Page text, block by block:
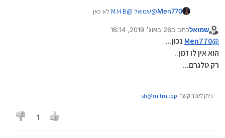
Men770
@שמואל @
M.H.B לא כאן
מנותק
שמואלכתב ב26 באוג׳ 2019, 16:14
נערך לאחרונה על ידי
@
Men770 נכון...
הוא אין לו זמן..
רק טלגרם...
ניתן ליצור קשר: sh@mitm.top
1